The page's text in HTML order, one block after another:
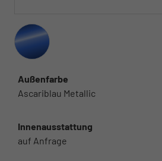
Außenfarbe
Ascariblau Metallic
Innenausstattung
auf Anfrage